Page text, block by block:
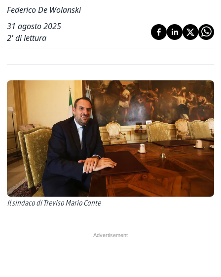
Federico De Wolanski
31 agosto 2025
2' di lettura
Il sindaco di Treviso Mario Conte